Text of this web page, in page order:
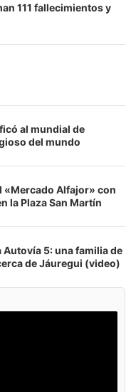
111 fallecimientos y
al mundial de
del mundo
«Mercado Alfajor» con
la Plaza San Martín
5: una familia de
de Jáuregui (video)